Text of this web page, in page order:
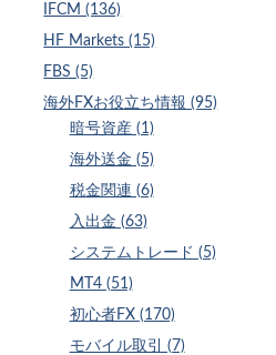
IFCM (136)
HF Markets (15)
FBS (5)
海外FXお役立ち情報 (95)
暗号資産 (1)
海外送金 (5)
税金関連 (6)
入出金 (63)
システムトレード (5)
MT4 (51)
初心者FX (170)
モバイル取引 (7)